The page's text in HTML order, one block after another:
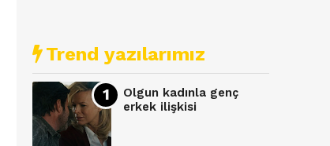
Trend yazılarımız
Olgun kadınla genç
erkek ilişkisi